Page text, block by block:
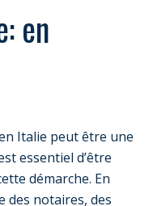
en
Italie peut être une
essentiel d’être
démarche. En
des notaires, des